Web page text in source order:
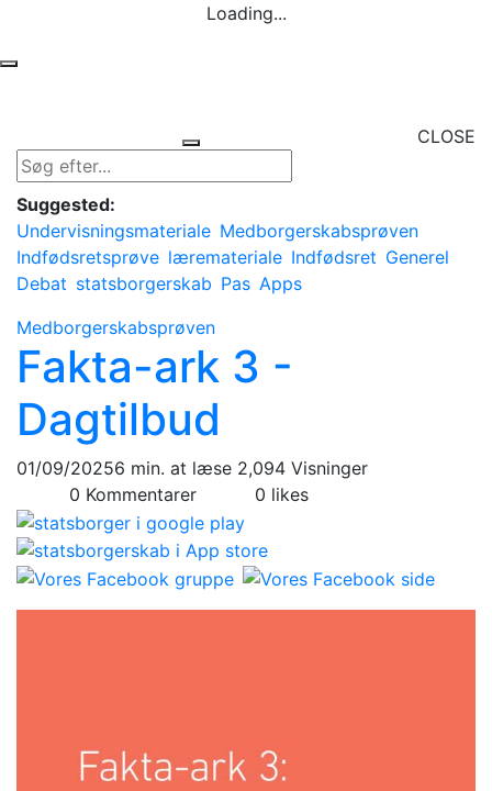
Loading...
CLOSE
Suggested:
Undervisningsmateriale Medborgerskabsprøven
Indfødsretsprøve læremateriale Indfødsret Generel
Debat statsborgerskab Pas Apps
Medborgerskabsprøven
Fakta-ark 3 -
Dagtilbud
01/09/20256 min. at læse 2,094 Visninger
0 Kommentarer
0 likes